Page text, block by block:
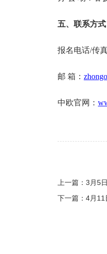
五、联系方式
报名电话/传
邮 箱：
中欧官网：
上一篇： 3月5
下一篇： 4月11